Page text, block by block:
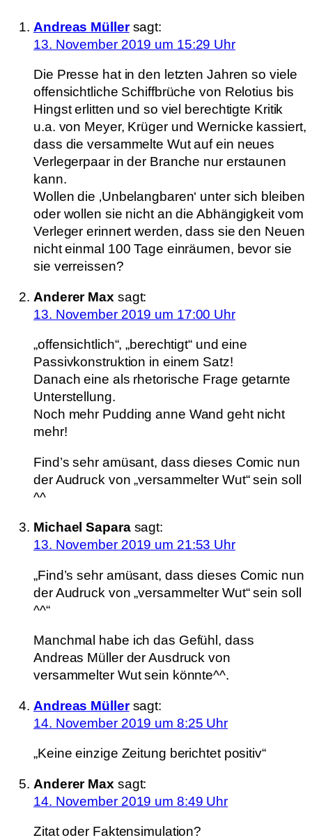
Andreas Müller sagt:
13. November 2019 um 15:29 Uhr
Die Presse hat in den letzten Jahren so viele
offensichtliche Schiffbrüche von Relotius bis
Hingst erlitten und so viel berechtigte Kritik
u.a. von Meyer, Krüger und Wernicke kassiert,
dass die versammelte Wut auf ein neues
Verlegerpaar in der Branche nur erstaunen
kann.
Wollen die ‚Unbelangbaren‘ unter sich bleiben
oder wollen sie nicht an die Abhängigkeit vom
Verleger erinnert werden, dass sie den Neuen
nicht einmal 100 Tage einräumen, bevor sie
sie verreissen?
Anderer Max sagt:
13. November 2019 um 17:00 Uhr
„offensichtlich“, „berechtigt“ und eine
Passivkonstruktion in einem Satz!
Danach eine als rhetorische Frage getarnte
Unterstellung.
Noch mehr Pudding anne Wand geht nicht
mehr!
Find’s sehr amüsant, dass dieses Comic nun
der Audruck von „versammelter Wut“ sein soll
^^
Michael Sapara sagt:
13. November 2019 um 21:53 Uhr
„Find’s sehr amüsant, dass dieses Comic nun
der Audruck von „versammelter Wut“ sein soll
^^“
Manchmal habe ich das Gefühl, dass
Andreas Müller der Ausdruck von
versammelter Wut sein könnte^^.
Andreas Müller sagt:
14. November 2019 um 8:25 Uhr
„Keine einzige Zeitung berichtet positiv“
Anderer Max sagt:
14. November 2019 um 8:49 Uhr
Zitat oder Faktensimulation?